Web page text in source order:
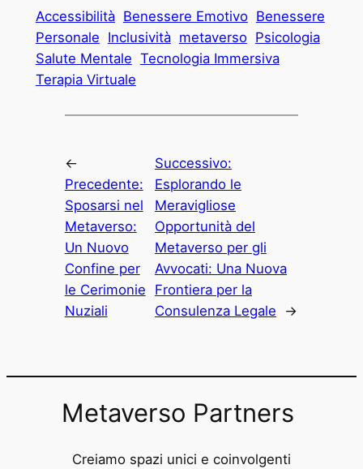
Accessibilità Benessere Emotivo Benessere
Personale Inclusività metaverso Psicologia
Salute Mentale Tecnologia Immersiva
Terapia Virtuale
←
Precedente:
Sposarsi nel
Metaverso:
Un Nuovo
Confine per
le Cerimonie
Nuziali
Successivo:
Esplorando le
Meravigliose
Opportunità del
Metaverso per gli
Avvocati: Una Nuova
Frontiera per la
Consulenza Legale
→
Metaverso Partners
Creiamo spazi unici e coinvolgenti